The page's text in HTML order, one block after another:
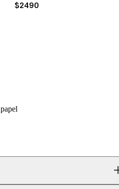
PRICE:
$2490